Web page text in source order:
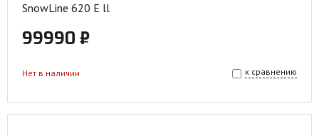
SnowLine 620 E ll
99990 ₽
к сравнению
Нет в наличии